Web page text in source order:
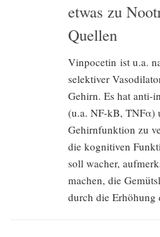
etwas zu
Quellen
Vinpocetin ist u.a.
selektiver
Gehirn. Es hat anti-
(u.a. NF-kB, TNFα)
Gehirnfunktion zu
die kognitiven
soll wacher,
machen, die
durch die Erhöhung